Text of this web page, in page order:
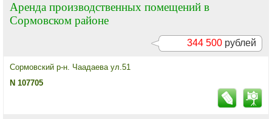
Аренда производственных помещений в
Сормовском районе
344 500 рублей
Сормовский р-н. Чаадаева ул.51
N 107705